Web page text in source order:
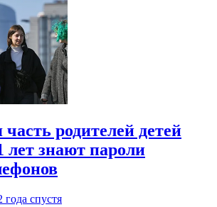
родителей детей
лет знают пароли
года спустя